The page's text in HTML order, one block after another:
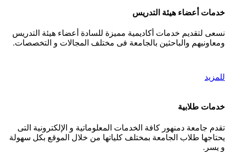
خدمات أعضاء هيئة التدريس
نسعى لتقديم خدمات أكاديمية مميزة للسادة أعضاء هيئة التدريس
ومعاونيهم والباحثين بالجامعة فى مختلف المجالات و التخصصات.
للمزيد
خدمات طلابية
تقدم جامعة دمنهور كافة الخدمات المعلوماتية و الإلكترونية التى
يحتاجها طلاب الجامعة بمختلف كلياتها من خلال الموقع بكل سهولة
و يسر.